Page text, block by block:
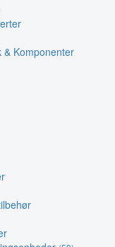
& Komponenter